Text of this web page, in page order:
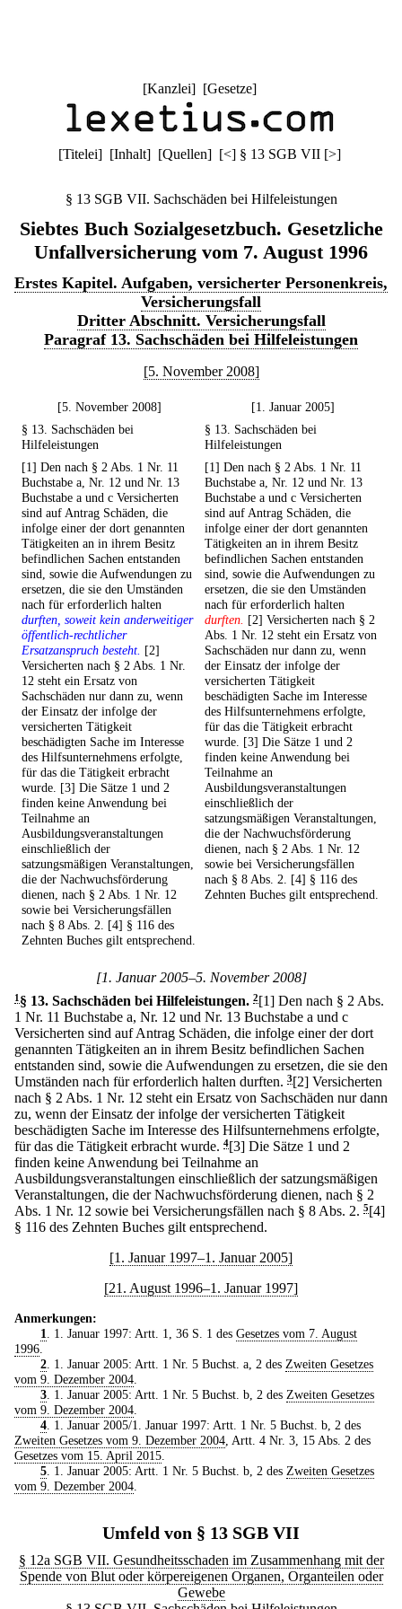
[Kanzlei] [Gesetze]
[Titelei] [Inhalt] [Quellen] [<] § 13 SGB VII [>]
§ 13 SGB VII. Sachschäden bei Hilfeleistungen
Siebtes Buch Sozialgesetzbuch. Gesetzliche
Unfallversicherung vom 7. August 1996
Erstes Kapitel. Aufgaben, versicherter Personenkreis,
Versicherungsfall
Dritter Abschnitt. Versicherungsfall
Paragraf 13. Sachschäden bei Hilfeleistungen
[5. November 2008]
[5. November 2008]
[1. Januar 2005]
§ 13. Sachschäden bei
Hilfeleistungen
§ 13. Sachschäden bei
Hilfeleistungen
[1] Den nach § 2 Abs. 1 Nr. 11
Buchstabe a, Nr. 12 und Nr. 13
Buchstabe a und c Versicherten
sind auf Antrag Schäden, die
infolge einer der dort genannten
Tätigkeiten an in ihrem Besitz
befindlichen Sachen entstanden
sind, sowie die Aufwendungen zu
ersetzen, die sie den Umständen
nach für erforderlich halten
durften, soweit kein anderweitiger
öffentlich-rechtlicher
Ersatzanspruch besteht. [2]
Versicherten nach § 2 Abs. 1 Nr.
12 steht ein Ersatz von
Sachschäden nur dann zu, wenn
der Einsatz der infolge der
versicherten Tätigkeit
beschädigten Sache im Interesse
des Hilfsunternehmens erfolgte,
für das die Tätigkeit erbracht
wurde. [3] Die Sätze 1 und 2
finden keine Anwendung bei
Teilnahme an
Ausbildungsveranstaltungen
einschließlich der
satzungsmäßigen Veranstaltungen,
die der Nachwuchsförderung
dienen, nach § 2 Abs. 1 Nr. 12
sowie bei Versicherungsfällen
nach § 8 Abs. 2. [4] § 116 des
Zehnten Buches gilt entsprechend.
[1] Den nach § 2 Abs. 1 Nr. 11
Buchstabe a, Nr. 12 und Nr. 13
Buchstabe a und c Versicherten
sind auf Antrag Schäden, die
infolge einer der dort genannten
Tätigkeiten an in ihrem Besitz
befindlichen Sachen entstanden
sind, sowie die Aufwendungen zu
ersetzen, die sie den Umständen
nach für erforderlich halten
durften. [2] Versicherten nach § 2
Abs. 1 Nr. 12 steht ein Ersatz von
Sachschäden nur dann zu, wenn
der Einsatz der infolge der
versicherten Tätigkeit
beschädigten Sache im Interesse
des Hilfsunternehmens erfolgte,
für das die Tätigkeit erbracht
wurde. [3] Die Sätze 1 und 2
finden keine Anwendung bei
Teilnahme an
Ausbildungsveranstaltungen
einschließlich der
satzungsmäßigen Veranstaltungen,
die der Nachwuchsförderung
dienen, nach § 2 Abs. 1 Nr. 12
sowie bei Versicherungsfällen
nach § 8 Abs. 2. [4] § 116 des
Zehnten Buches gilt entsprechend.
[1. Januar 2005–5. November 2008]
1§ 13. Sachschäden bei Hilfeleistungen. 2[1] Den nach § 2 Abs.
1 Nr. 11 Buchstabe a, Nr. 12 und Nr. 13 Buchstabe a und c
Versicherten sind auf Antrag Schäden, die infolge einer der dort
genannten Tätigkeiten an in ihrem Besitz befindlichen Sachen
entstanden sind, sowie die Aufwendungen zu ersetzen, die sie den
Umständen nach für erforderlich halten durften. 3[2] Versicherten
nach § 2 Abs. 1 Nr. 12 steht ein Ersatz von Sachschäden nur dann
zu, wenn der Einsatz der infolge der versicherten Tätigkeit
beschädigten Sache im Interesse des Hilfsunternehmens erfolgte,
für das die Tätigkeit erbracht wurde. 4[3] Die Sätze 1 und 2
finden keine Anwendung bei Teilnahme an
Ausbildungsveranstaltungen einschließlich der satzungsmäßigen
Veranstaltungen, die der Nachwuchsförderung dienen, nach § 2
Abs. 1 Nr. 12 sowie bei Versicherungsfällen nach § 8 Abs. 2. 5[4]
§ 116 des Zehnten Buches gilt entsprechend.
[1. Januar 1997–1. Januar 2005]
[21. August 1996–1. Januar 1997]
Anmerkungen:
1. 1. Januar 1997: Artt. 1, 36 S. 1 des Gesetzes vom 7. August
1996.
2. 1. Januar 2005: Artt. 1 Nr. 5 Buchst. a, 2 des Zweiten Gesetzes
vom 9. Dezember 2004.
3. 1. Januar 2005: Artt. 1 Nr. 5 Buchst. b, 2 des Zweiten Gesetzes
vom 9. Dezember 2004.
4. 1. Januar 2005/1. Januar 1997: Artt. 1 Nr. 5 Buchst. b, 2 des
Zweiten Gesetzes vom 9. Dezember 2004, Artt. 4 Nr. 3, 15 Abs. 2 des
Gesetzes vom 15. April 2015.
5. 1. Januar 2005: Artt. 1 Nr. 5 Buchst. b, 2 des Zweiten Gesetzes
vom 9. Dezember 2004.
Umfeld von § 13 SGB VII
§ 12a SGB VII. Gesundheitsschaden im Zusammenhang mit der
Spende von Blut oder körpereigenen Organen, Organteilen oder
Gewebe